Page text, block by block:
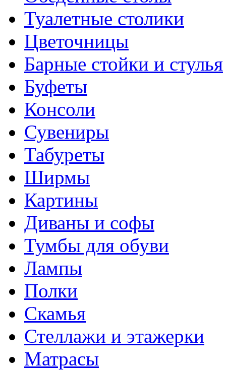
Туалетные столики
Цветочницы
Барные стойки и стулья
Буфеты
Консоли
Сувениры
Табуреты
Ширмы
Картины
Диваны и софы
Тумбы для обуви
Лампы
Полки
Скамья
Стеллажи и этажерки
Матрасы